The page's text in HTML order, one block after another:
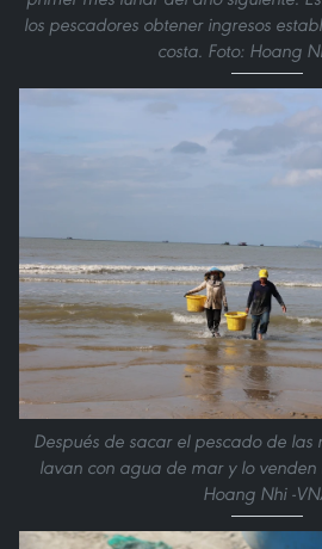
los pescadores obtener ingresos
costa. Foto: Hoang
Después de sacar el pescado de las
lavan con agua de mar y lo
Hoang Nhi -